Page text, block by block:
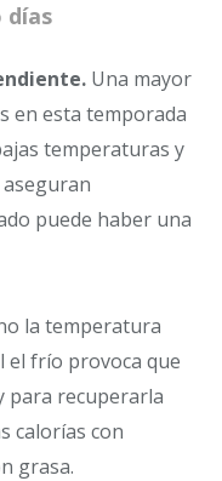
días
Una mayor
en esta temporada
temperaturas y
puede haber una
la temperatura
el frío provoca que
para recuperarla
calorías con
grasa.